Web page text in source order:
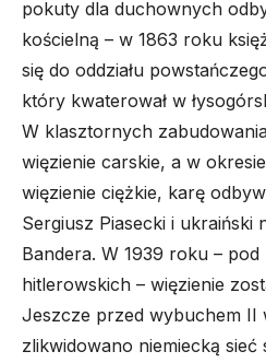
pokuty dla duchownych
kościelną – w 1863 roku
się do oddziału
który kwaterował w
W klasztornych
więzienie carskie, a w
więzienie ciężkie, karę
Sergiusz Piasecki i ukraiński
Bandera. W 1939 roku –
hitlerowskich – więzienie
Jeszcze przed wybuchem II
zlikwidowano niemiecką sieć